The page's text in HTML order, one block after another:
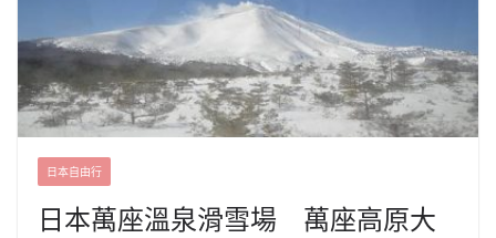
日本自由行
日本萬座溫泉滑雪場 萬座高原大